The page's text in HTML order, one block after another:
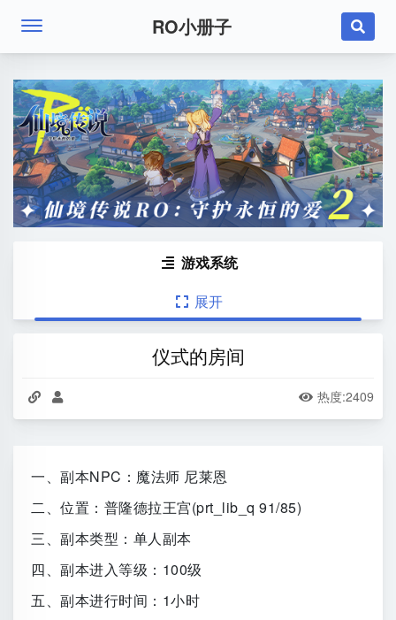

RO小册子
 游戏系统
 展开
仪式的房间
   热度:2409
一、副本NPC：魔法师 尼莱恩
二、位置：普隆德拉王宫(prt_lib_q 91/85)
三、副本类型：单人副本
四、副本进入等级：100级
五、副本进行时间：1小时